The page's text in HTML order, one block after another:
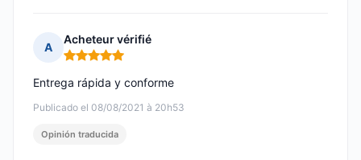
A
Acheteur vérifié
Nota: 5 de 5
Publicado el 08/08/2021 à 20h53
Entrega rápida y conforme
Opinión traducida